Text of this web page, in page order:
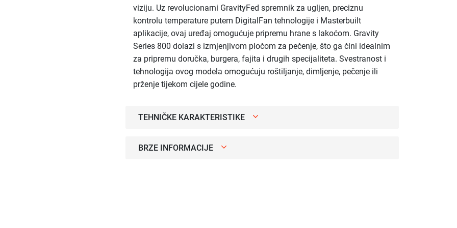
viziju. Uz revolucionarni GravityFed spremnik za ugljen, preciznu
kontrolu temperature putem DigitalFan tehnologije i Masterbuilt
aplikacije, ovaj uređaj omogućuje pripremu hrane s lakoćom. Gravity
Series 800 dolazi s izmjenjivom pločom za pečenje, što ga čini idealnim
za pripremu doručka, burgera, fajita i drugih specijaliteta. Svestranost i
tehnologija ovog modela omogućuju roštiljanje, dimljenje, pečenje ili
prženje tijekom cijele godine.
TEHNIČKE KARAKTERISTIKE
BRZE INFORMACIJE